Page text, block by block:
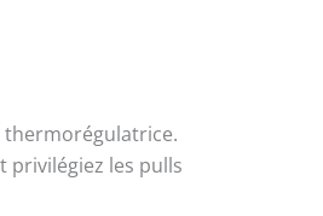
thermorégulatrice.
privilégiez les pulls